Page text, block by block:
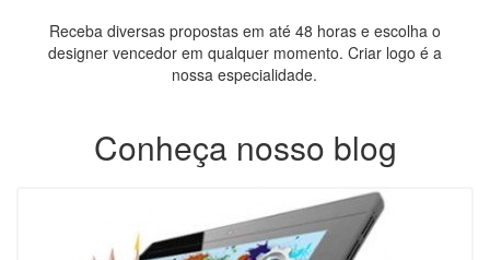
Receba diversas propostas em até 48 horas e escolha o
designer vencedor em qualquer momento. Criar logo é a
nossa especialidade.
Conheça nosso blog